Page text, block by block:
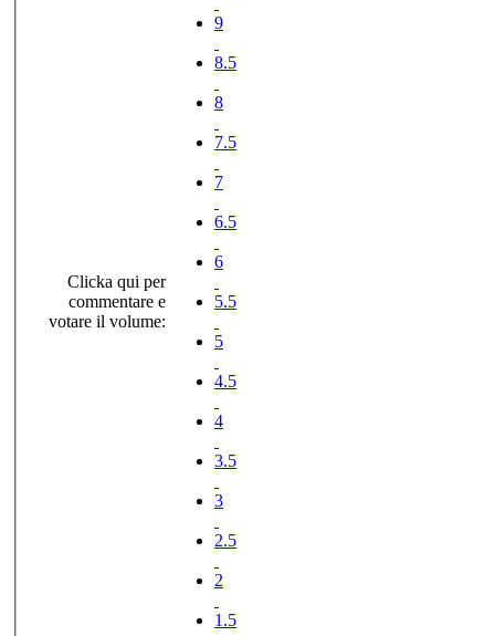
Clicka qui per
commentare e
votare il volume:
9
8.5
8
7.5
7
6.5
6
5.5
5
4.5
4
3.5
3
2.5
2
1.5